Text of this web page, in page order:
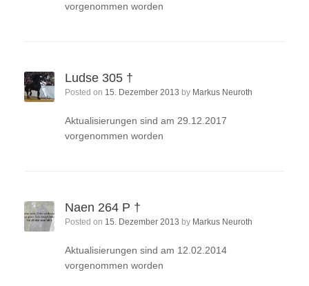
vorgenommen worden
Ludse 305 †
Posted on 15. Dezember 2013 by Markus Neuroth
Aktualisierungen sind am 29.12.2017
vorgenommen worden
Naen 264 P †
Posted on 15. Dezember 2013 by Markus Neuroth
Aktualisierungen sind am 12.02.2014
vorgenommen worden